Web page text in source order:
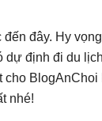
đây. Hy
định đi du
cho
nhé!